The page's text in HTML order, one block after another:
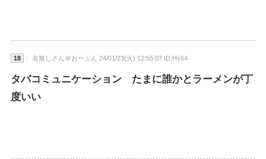
18 ： 名無しさん＠おーぷん 24/01/23(火) 12:55:07 ID:Hs64
タバコミュニケーション たまに誰かとラーメンが丁
度いい